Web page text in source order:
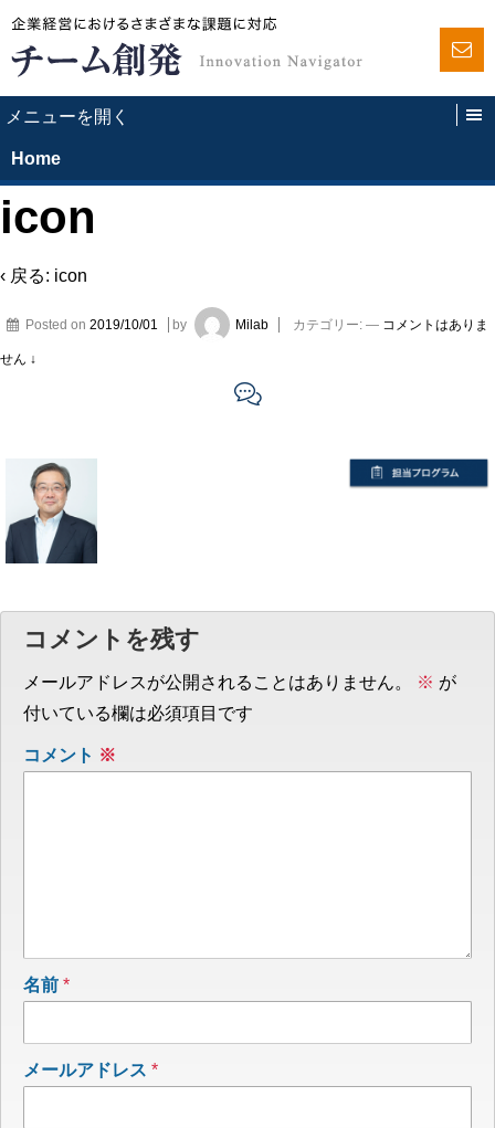
Home
icon
‹ 戻る: icon
Posted on 2019/10/01 by Milab カテゴリー: — コメントはありま
せん ↓
コメントを残す
メールアドレスが公開されることはありません。 ※ が
付いている欄は必須項目です
コメント ※
名前 *
メールアドレス *